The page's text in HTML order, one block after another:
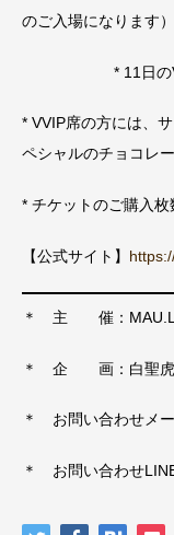
のご入場になります）
* 11日のVVIP席
* VVIP席の方には、
ペシャルのチョコレ
* チケットのご購入枚
【公式サイト】
＊ 主 催：
＊ 企 画：白聖虎
＊ お問い合わせメー
＊ お問い合わせ